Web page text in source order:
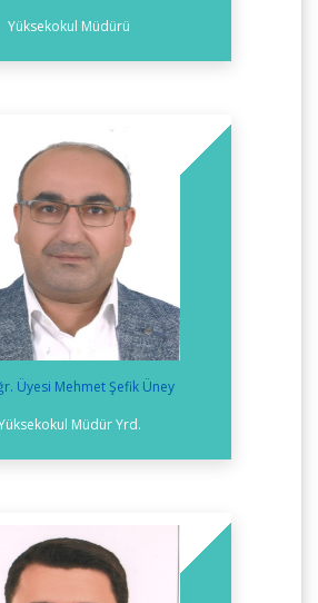
Yüksekokul Müdürü
Üyesi Mehmet Şefik Üney
Müdür Yrd.